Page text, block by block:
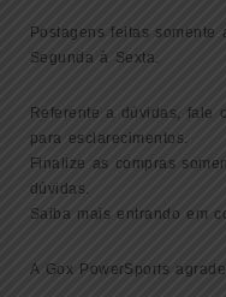
Postagens feitas somente
Segunda à Sexta.
Referente a dúvidas, fale
para esclarecimentos.
Finalize as compras
dúvidas.
Saiba mais entrando em
A Gox PowerSports